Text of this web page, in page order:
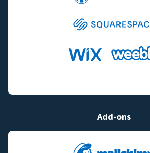
Add-ons